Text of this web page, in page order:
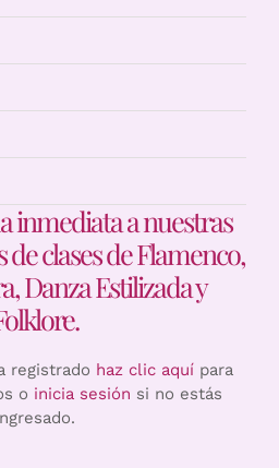
inmediata a nuestras
de clases de Flamenco,
Danza Estilizada y
registrado haz clic aquípara
o inicia sesión si no estás